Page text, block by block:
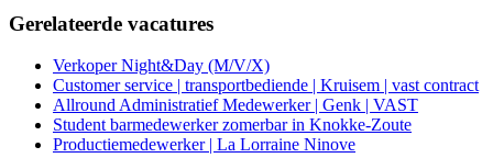
Gerelateerde vacatures
Verkoper Night&Day (M/V/X)
Customer service | transportbediende | Kruisem | vast contract
Allround Administratief Medewerker | Genk | VAST
Student barmedewerker zomerbar in Knokke-Zoute
Productiemedewerker | La Lorraine Ninove